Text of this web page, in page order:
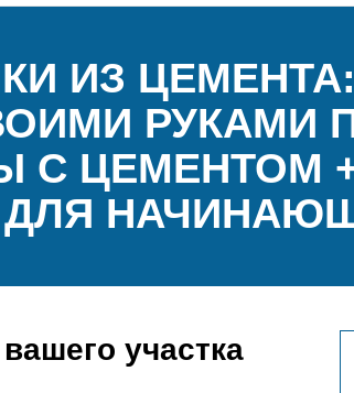
ИЗ
РУКАМИ
С ЦЕМЕНТОМ
участка